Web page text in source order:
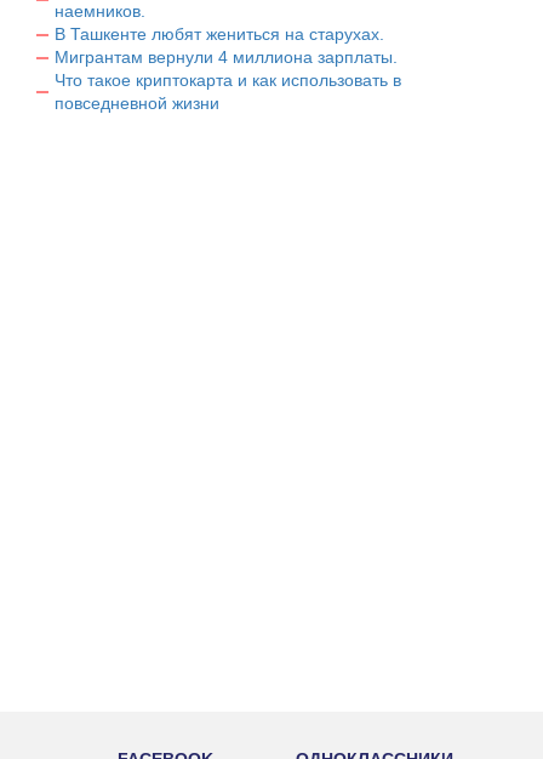
наемников.
В Ташкенте любят жениться на старухах.
Мигрантам вернули 4 миллиона зарплаты.
Что такое криптокарта и как использовать в
повседневной жизни